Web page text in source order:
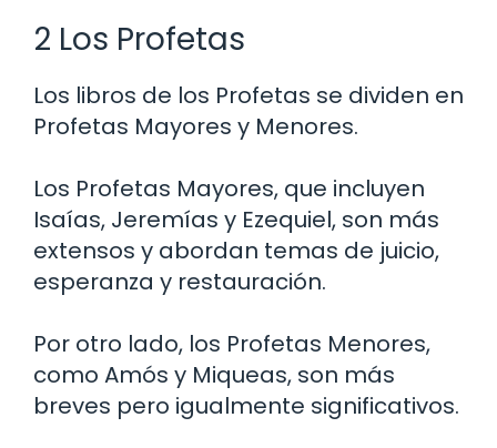
2 Los Profetas
Los libros de los Profetas se dividen en
Profetas Mayores y Menores.
Los Profetas Mayores, que incluyen
Isaías, Jeremías y Ezequiel, son más
extensos y abordan temas de juicio,
esperanza y restauración.
Por otro lado, los Profetas Menores,
como Amós y Miqueas, son más
breves pero igualmente significativos.